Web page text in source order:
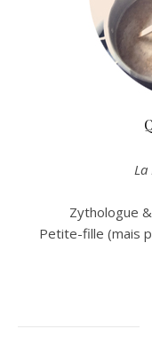
Zythologue
Petite-fille (mais